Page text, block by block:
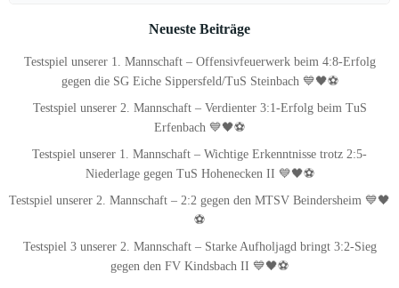
Neueste Beiträge
Testspiel unserer 1. Mannschaft – Offensivfeuerwerk beim 4:8-Erfolg
gegen die SG Eiche Sippersfeld/TuS Steinbach 💙🖤⚽
Testspiel unserer 2. Mannschaft – Verdienter 3:1-Erfolg beim TuS
Erfenbach 💙🖤⚽
Testspiel unserer 1. Mannschaft – Wichtige Erkenntnisse trotz 2:5-
Niederlage gegen TuS Hohenecken II 💙🖤⚽
Testspiel unserer 2. Mannschaft – 2:2 gegen den MTSV Beindersheim 💙🖤
⚽
Testspiel 3 unserer 2. Mannschaft – Starke Aufholjagd bringt 3:2-Sieg
gegen den FV Kindsbach II 💙🖤⚽